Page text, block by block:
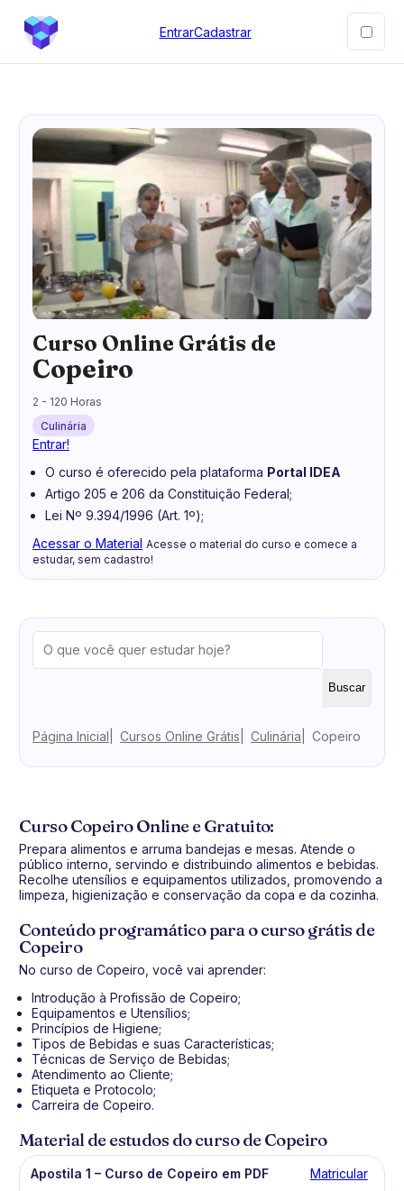
EntrarCadastrar
Curso Online Grátis de
Copeiro
2 - 120 Horas
Culinária
Entrar!
O curso é oferecido pela plataforma Portal IDEA
Artigo 205 e 206 da Constituição Federal;
Lei Nº 9.394/1996 (Art. 1º);
Acessar o Material Acesse o material do curso e comece a
estudar, sem cadastro!
Buscar
Página Inicial Cursos Online Grátis Culinária Copeiro
Curso Copeiro Online e Gratuito:
Prepara alimentos e arruma bandejas e mesas. Atende o
público interno, servindo e distribuindo alimentos e bebidas.
Recolhe utensílios e equipamentos utilizados, promovendo a
limpeza, higienização e conservação da copa e da cozinha.
Conteúdo programático para o curso grátis de
Copeiro
No curso de Copeiro, você vai aprender:
Introdução à Profissão de Copeiro;
Equipamentos e Utensílios;
Princípios de Higiene;
Tipos de Bebidas e suas Características;
Técnicas de Serviço de Bebidas;
Atendimento ao Cliente;
Etiqueta e Protocolo;
Carreira de Copeiro.
Material de estudos do curso de Copeiro
Apostila 1 – Curso de Copeiro em PDF Matricular